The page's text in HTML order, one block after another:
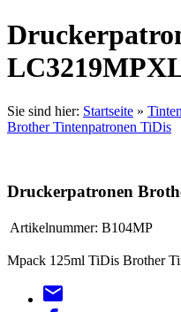
Sie sind hier: Startseite »
Brother Tintenpatronen TiDis
Druckerpatronen
Artikelnummer: B104MP
Mpack 125ml TiDis Brother